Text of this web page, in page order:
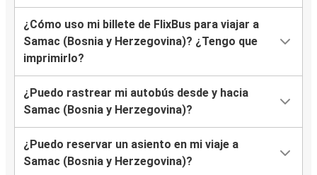
¿Cómo uso mi billete de FlixBus para viajar a
Samac (Bosnia y Herzegovina)? ¿Tengo que
imprimirlo?
¿Puedo rastrear mi autobús desde y hacia
Samac (Bosnia y Herzegovina)?
¿Puedo reservar un asiento en mi viaje a
Samac (Bosnia y Herzegovina)?